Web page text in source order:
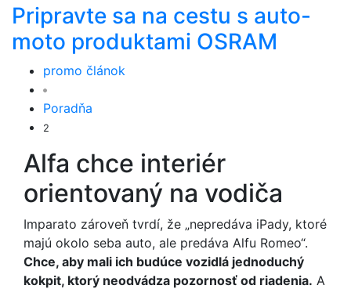
Pripravte sa na cestu s auto-
moto produktami OSRAM
promo článok
Poradňa
2
Alfa chce interiér
orientovaný na vodiča
Imparato zároveň tvrdí, že „nepredáva iPady, ktoré
majú okolo seba auto, ale predáva Alfu Romeo“.
Chce, aby mali ich budúce vozidlá jednoduchý
kokpit, ktorý neodvádza pozornosť od riadenia. A